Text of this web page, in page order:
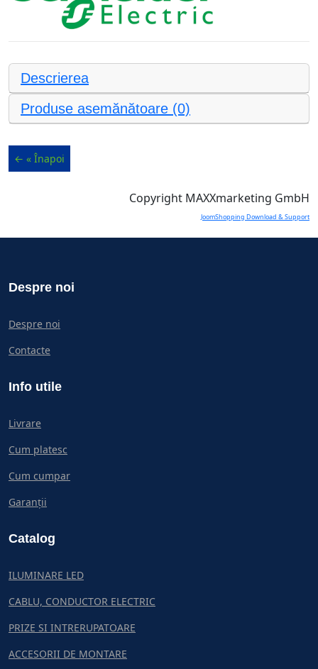
Descrierea
Produse asemănătoare (0)
Copyright MAXXmarketing GmbH
JoomShopping Download & Support
Despre noi
Despre noi
Contacte
Info utile
Livrare
Cum platesc
Cum cumpar
Garanții
Catalog
ILUMINARE LED
CABLU, CONDUCTOR ELECTRIC
PRIZE SI INTRERUPATOARE
ACCESORII DE MONTARE